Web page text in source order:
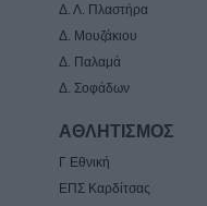
Δ. Λ. Πλαστήρα
Δ. Μουζάκιου
Δ. Παλαμά
Δ. Σοφάδων
ΑΘΛΗΤΙΣΜΟΣ
Γ Εθνική
ΕΠΣ Καρδίτσας